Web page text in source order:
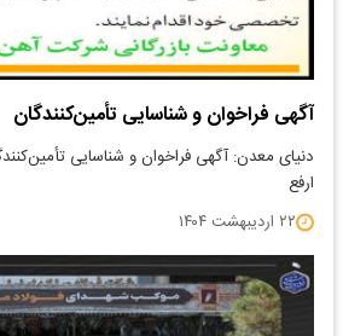
آگهی فراخوان و شناسایی تأمین‌کنندگان
دنیای معدن: آگهی فراخوان و شناسایی
ارفع
۲۲ اردیبهشت ۱۴۰۴